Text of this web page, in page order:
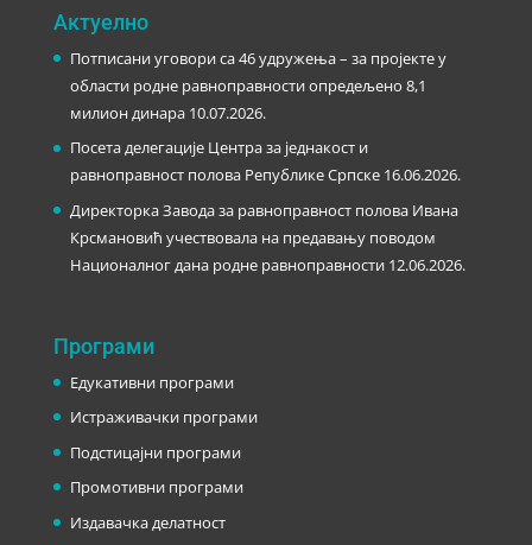
Актуелно
Потписани уговори са 46 удружења – за пројекте у
области родне равноправности опредељено 8,1
милион динара 10.07.2026.
Посета делегације Центра за једнакост и
равноправност полова Републике Српске 16.06.2026.
Директорка Завода за равноправност полова Ивана
Крсмановић учествовала на предавању поводом
Националног дана родне равноправности 12.06.2026.
Програми
Едукативни програми
Истраживачки програми
Подстицајни програми
Промотивни програми
Издавачка делатност